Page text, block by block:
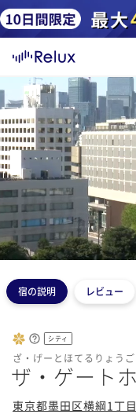
宿の説明 レビュー
シティ
ざ・げーとほてるりょう
ザ・ゲート
東京都墨田区横綱1丁